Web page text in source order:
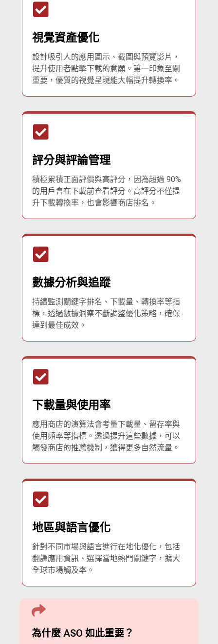
視覺資產優化
設計吸引人的應用圖示、截圖與預覽影片，
提升使用者點擊下載的意願。第一印象至關
重要，優質的視覺呈現能大幅提升轉換率。
評分與評論管理
積極累積正面評價與高評分，因為超過 90%
的用戶會在下載前查看評分。高評分不僅提
升下載轉換率，也會影響商店排名。
數據分析與追蹤
持續監測關鍵字排名、下載量、轉換率等指
標，透過數據洞察不斷調整優化策略，確保
達到最佳成效。
下載量與使用率
應用商店的演算法會考量下載量、留存率與
使用頻率等指標。透過提升這些數據，可以
觸發商店的推薦機制，獲得更多自然流量。
地區與語言優化
針對不同市場與語言進行在地化優化，包括
翻譯應用資訊、選擇當地熱門關鍵字，擴大
全球市場觸及率。
為什麼 ASO 如此重要？